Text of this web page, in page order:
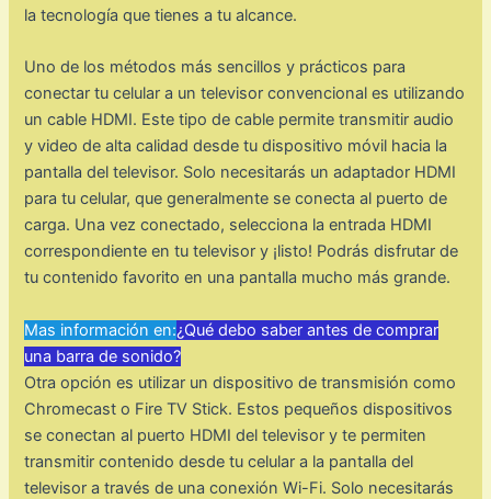
la tecnología que tienes a tu alcance.
Uno de los métodos más sencillos y prácticos para
conectar tu celular a un televisor convencional es utilizando
un cable HDMI. Este tipo de cable permite transmitir audio
y video de alta calidad desde tu dispositivo móvil hacia la
pantalla del televisor. Solo necesitarás un adaptador HDMI
para tu celular, que generalmente se conecta al puerto de
carga. Una vez conectado, selecciona la entrada HDMI
correspondiente en tu televisor y ¡listo! Podrás disfrutar de
tu contenido favorito en una pantalla mucho más grande.
Mas información en:¿Qué debo saber antes de comprar
una barra de sonido?
Otra opción es utilizar un dispositivo de transmisión como
Chromecast o Fire TV Stick. Estos pequeños dispositivos
se conectan al puerto HDMI del televisor y te permiten
transmitir contenido desde tu celular a la pantalla del
televisor a través de una conexión Wi-Fi. Solo necesitarás